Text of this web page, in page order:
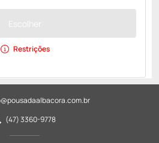
Escolher
Restrições
(47) 3360-9778